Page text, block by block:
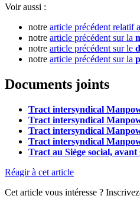
Voir aussi :
notre article précédent relatif
notre article précédent sur la
notre article précédent sur le
notre article précédent sur la
Documents joints
Tract intersyndical
Tract intersyndical
Tract intersyndical
Tract intersyndical
Tract au Siège social, avant
Réagir à cet article
Cet article vous intéresse ?